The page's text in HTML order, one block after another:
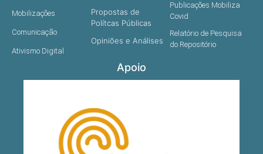
Mobilizações
Comunicação
Ativismo Digital
Propostas de
Polítcas Públicas
Opiniões e Análises
Publicações Mobiliza
Covid
Relatório de Pesquisa
do Repositório
Apoio